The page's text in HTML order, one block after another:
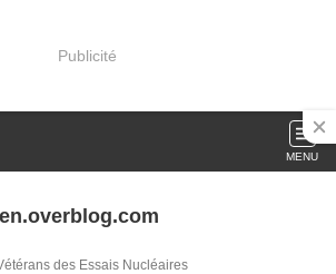
Publicité
MENU
des Essais Nucléaires